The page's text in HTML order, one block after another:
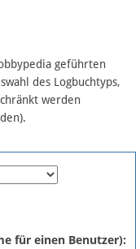
geführten
des Logbuchtyps,
werden
für einen Benutzer):